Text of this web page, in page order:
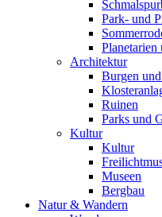
Park- und
Planetarien
Architektur
Burgen
Ruinen
Parks und
Kultur
Kultur
Museen
Bergbau
Natur & Wandern